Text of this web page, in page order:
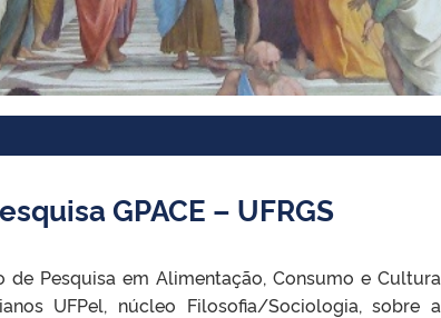
GPACE – UFRGS
Pesquisa em Alimentação, Consumo e Cultura
UFPel, núcleo Filosofia/Sociologia, sobre a